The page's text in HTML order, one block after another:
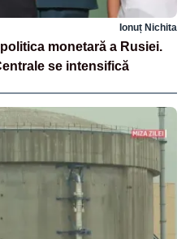
Ionuț Nichita
monetară a Rusiei.
se intensifică